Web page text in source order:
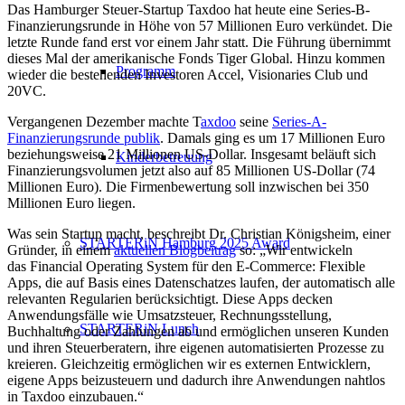
Programm
Kinderbetreuung
STARTERiN Hamburg 2025 Award
STARTERiN Lunch
Das Hamburger Steuer-Startup Taxdoo hat heute eine Series-B-
Finanzierungsrunde in Höhe von 57 Millionen Euro verkündet. Die
letzte Runde fand erst vor einem Jahr statt. Die Führung übernimmt
dieses Mal der amerikanische Fonds Tiger Global. Hinzu kommen
wieder die bestehenden Investoren Accel, Visionaries Club und
20VC.
Vergangenen Dezember machte Taxdoo seine Series-A-
Finanzierungsrunde publik. Damals ging es um 17 Millionen Euro
beziehungsweise 21 Millionen US-Dollar. Insgesamt beläuft sich
Finanzierungsvolumen jetzt also auf 85 Millionen US-Dollar (74
Millionen Euro). Die Firmenbewertung soll inzwischen bei 350
Millionen Euro liegen.
Was sein Startup macht, beschreibt Dr. Christian Königsheim, einer
Gründer, in einemaktuellen Blogbeitragso: „Wir entwickeln
das Financial Operating System für den E-Commerce: Flexible
Apps, die auf Basis eines Datenschatzes laufen, der automatisch alle
relevanten Regularien berücksichtigt. Diese Apps decken
Anwendungsfälle wie Umsatzsteuer, Rechnungsstellung,
Buchhaltung oder Zahlungen ab und ermöglichen unseren Kunden
und ihren Steuerberatern, ihre eigenen automatisierten Prozesse zu
kreieren. Gleichzeitig ermöglichen wir es externen Entwicklern,
eigene Apps beizusteuern und dadurch ihre Anwendungen nahtlos
in Taxdoo einzubauen.“